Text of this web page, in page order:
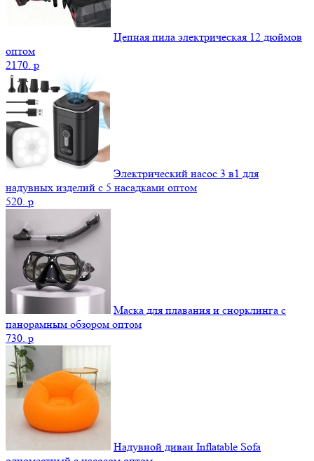
Цепная пила электрическая 12 дюймов
оптом
2170. p
Электрический насос 3 в1 для
надувных изделий с 5 насадками оптом
520. p
Маска для плавания и снорклинга с
панорамным обзором оптом
730. p
Надувной диван Inflatable Sofa